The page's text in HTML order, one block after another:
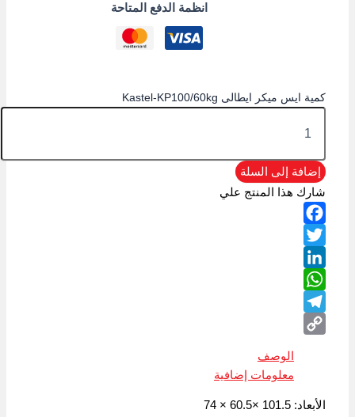
انظمة الدفع المتاحة
كمية ايس ميكر ايطالى Kastel-KP100/60kg
إضافة إلى السلة
شارك هذا المنتج علي
Facebook
Twitter
LinkedIn
WhatsApp
Telegram
الوصف
معلومات إضافية
الأبعاد: 101.5 ×60.5 × 74